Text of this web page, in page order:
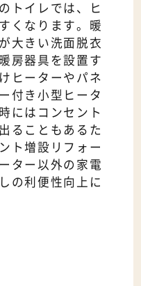
トイレでは、ヒ
くなります。暖
大きい洗面脱衣
房器具を設置す
ヒーターやパネ
付き小型ヒータ
にはコンセント
ることもあるた
ト増設リフォー
ター以外の家電
の利便性向上に